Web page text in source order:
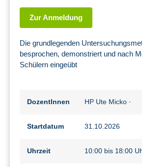
Zur Anmeldung
Die grundlegenden
besprochen, demonstriert und nach
Schülern eingeübt
DozentInnen HP Ute Micko ·
Startdatum 31.10.2026
Uhrzeit 10:00 bis 18:00